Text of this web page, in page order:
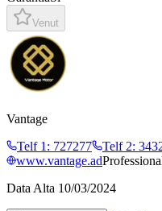
Venut
Vantage
Telf 1 : 727277 Telf 2:
www.vantage.ad
Data Alta 10/03/2024